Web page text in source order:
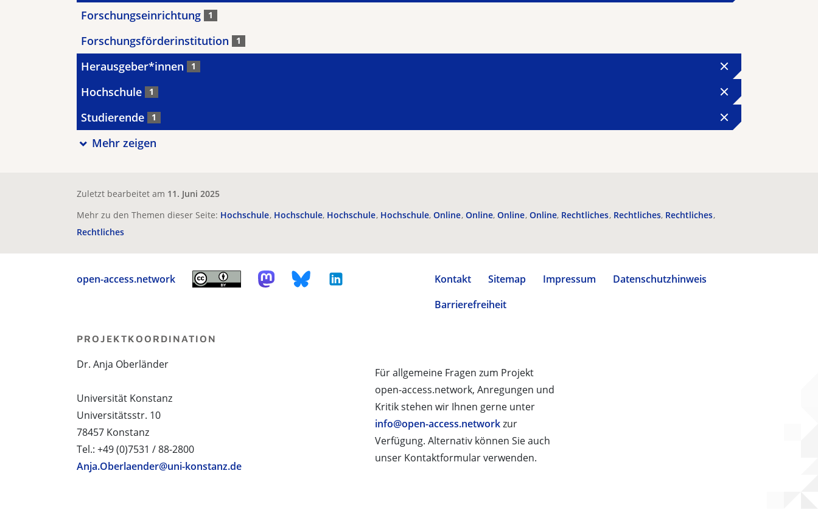
Forschungseinrichtung 1
Forschungsförderinstitution 1
Herausgeber*innen 1
Hochschule 1
Studierende 1
Mehr zeigen
Zuletzt bearbeitet am 11. Juni 2025
Mehr zu den Themen dieser Seite: Hochschule Hochschule Hochschule Hochschule Online Online Online Online Rechtliches Rechtliches Rechtliches
Rechtliches
open-access.network Kontakt Sitemap Impressum
Datenschutzhinweis
Barrierefreiheit
Für allgemeine Fragen zum Projekt
open-access.network, Anregungen und
Kritik stehen wir Ihnen gerne unter
info@open-access.networkzur
Verfügung. Alternativ können Sie auch
unser Kontaktformular verwenden.
PROJEKTKOORDINATION
Dr. Anja Oberländer
Universität Konstanz
Universitätsstr. 10
78457 Konstanz
Tel.: +49 (0)7531 / 88-2800
Anja.Oberlaender@uni-konstanz.de